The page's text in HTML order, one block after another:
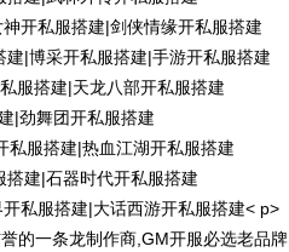
开私服搭建|剑侠情缘开私服搭建
|博采开私服搭建|手游开私服搭建
服搭建|天龙八部开私服搭建
|劲舞团开私服搭建
私服搭建|热血江湖开私服搭建
建|石器时代开私服搭建
私服搭建|大话西游开私服搭建< p>
的一条龙制作商,GM开服必选老品牌,